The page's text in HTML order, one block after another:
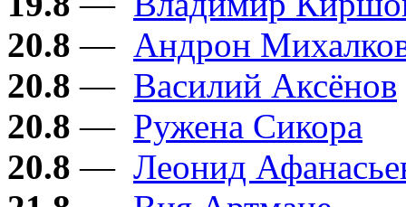
20.8 — Андрон
20.8 — Василий Аксёнов
20.8 — Ружена Сикора
20.8 — Леонид